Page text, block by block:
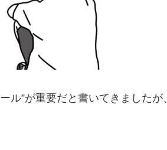
ル”が重要だと書いてきました